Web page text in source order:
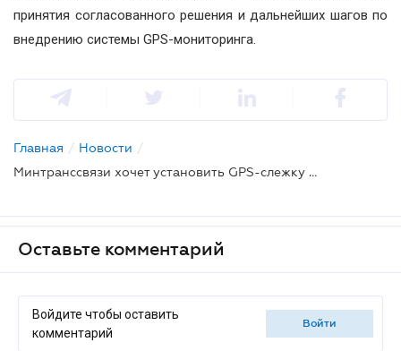
принятия согласованного решения и дальнейших шагов по
внедрению системы GPS-мониторинга.
Главная / Новости /
Минтранссвязи хочет установить GPS-слежку за автобусами
Оставьте комментарий
Войдите чтобы оставить
комментарий
войти